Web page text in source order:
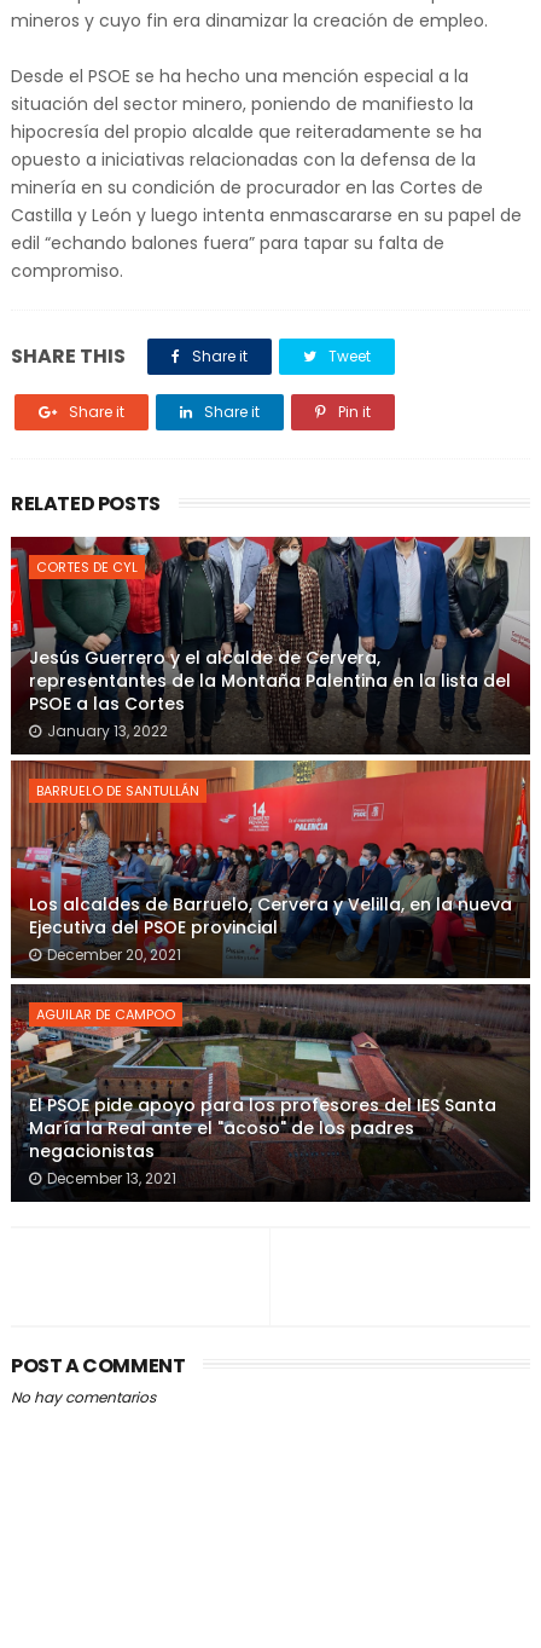
mineros y cuyo fin era dinamizar la creación de empleo.
Desde el PSOE se ha hecho una mención especial a la
situación del sector minero, poniendo de manifiesto la
hipocresía del propio alcalde que reiteradamente se ha
opuesto a iniciativas relacionadas con la defensa de la
minería en su condición de procurador en las Cortes de
Castilla y León y luego intenta enmascararse en su papel de
edil “echando balones fuera” para tapar su falta de
compromiso.
SHARE THIS Share it Tweet
Share it Share it Pin it
RELATED POSTS
CORTES DE CYL
Jesús Guerrero y el alcalde de Cervera,
representantes de la Montaña Palentina en la lista del
PSOE a las Cortes
January 13, 2022
BARRUELO DE SANTULLÁN
Los alcaldes de Barruelo, Cervera y Velilla, en la nueva
Ejecutiva del PSOE provincial
December 20, 2021
AGUILAR DE CAMPOO
El PSOE pide apoyo para los profesores del IES Santa
María la Real ante el "acoso" de los padres
negacionistas
December 13, 2021
POST A COMMENT
No hay comentarios